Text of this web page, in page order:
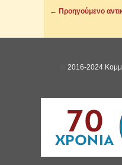
← Προηγούμενο
2016-2024